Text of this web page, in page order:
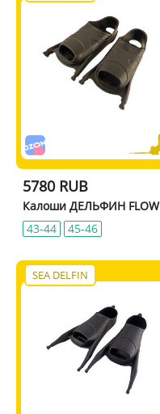
5780 RUB
Калоши ДЕЛЬФИН FLOW
43-44
45-46
SEA DELFIN